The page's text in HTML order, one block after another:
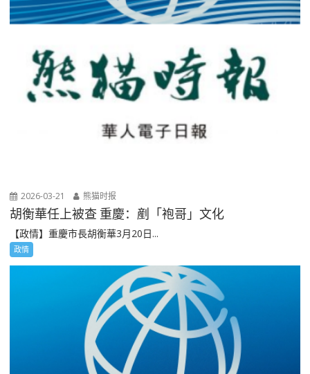
2026-03-21 熊猫时报
胡衡華任上被查 重慶：剷「袍哥」文化
【政情】重慶市長胡衡華3月20日...
政情